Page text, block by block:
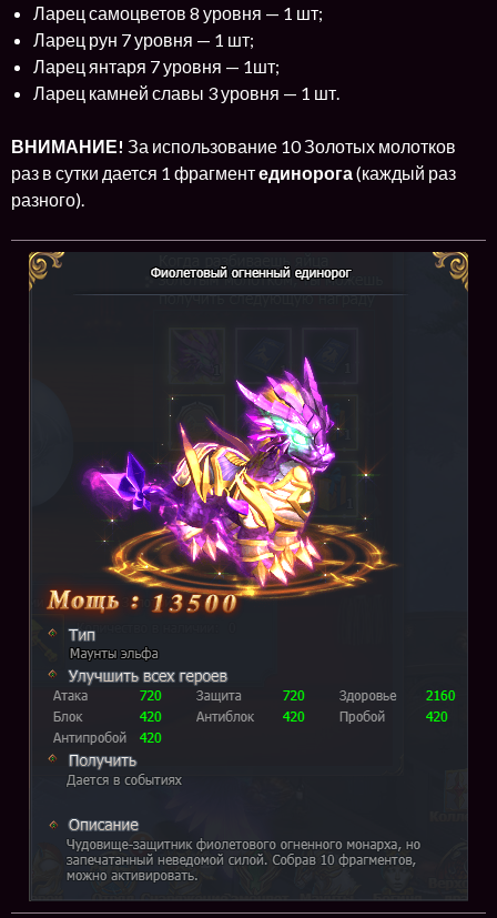
Ларец самоцветов 8 уровня — 1 шт;
Ларец рун 7 уровня — 1 шт;
Ларец янтаря 7 уровня — 1шт;
Ларец камней славы 3 уровня — 1 шт.
ВНИМАНИЕ! За использование 10 Золотых молотков
раз в сутки дается 1 фрагментединорога(каждый раз
разного).